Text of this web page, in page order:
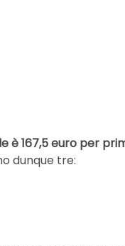
è 167,5 euro per
dunque tre: